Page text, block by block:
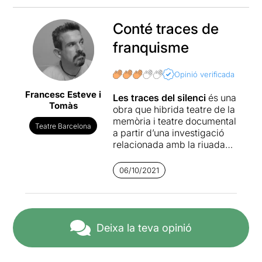
Francesc Esteve i
Tomàs
Teatre Barcelona
Conté traces de
franquisme
Opinió verificada
Les traces del silenciés una
obra que hibrida teatre de la
memòria i teatre documental
a partir d’una investigació
relacionada amb la riuada
conseqüències més
silenciades: el tràfic
d’infants.
que rescata de la memòria
amb la intenció de destapar
06/10/2021
Deixa la teva opinió